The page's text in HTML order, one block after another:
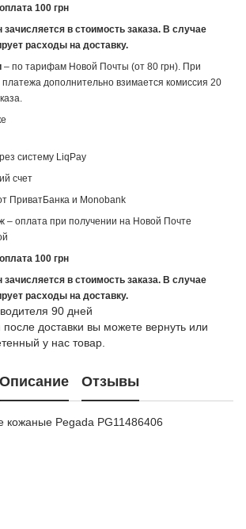
100 грн
в стоимость заказа. В случае
расходы на доставку.
– по тарифам Новой Почты (от 80 грн). При
дополнительно взимается комиссия 20
систему LiqPay
счет
ПриватБанка и Monobank
– оплата при получении на Новой Почте
100 грн
в стоимость заказа. В случае
расходы на доставку.
90 дней
доставки вы можете вернуть или
у нас товар.
Описание Отзывы
кожаные Pegada PG11486406